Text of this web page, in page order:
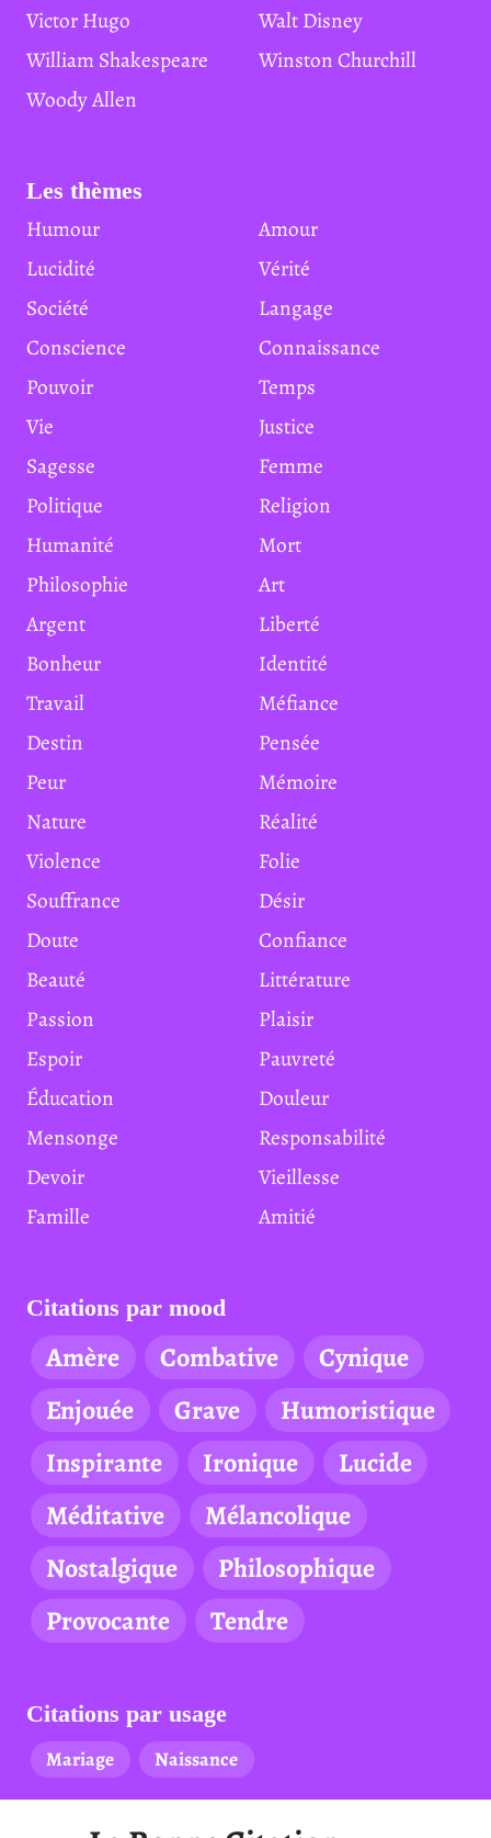
Victor Hugo
Walt Disney
William Shakespeare
Winston Churchill
Woody Allen
Les thèmes
Humour
Amour
Lucidité
Vérité
Société
Langage
Conscience
Connaissance
Pouvoir
Temps
Vie
Justice
Sagesse
Femme
Politique
Religion
Humanité
Mort
Philosophie
Art
Argent
Liberté
Bonheur
Identité
Travail
Méfiance
Destin
Pensée
Peur
Mémoire
Nature
Réalité
Violence
Folie
Souffrance
Désir
Doute
Confiance
Beauté
Littérature
Passion
Plaisir
Espoir
Pauvreté
Éducation
Douleur
Mensonge
Responsabilité
Devoir
Vieillesse
Famille
Amitié
Citations par mood
Amère Combative
Cynique
Enjouée
Grave
Humoristique
Inspirante
Ironique
Lucide
Méditative
Mélancolique
Nostalgique
Philosophique
Provocante
Tendre
Citations par usage
Mariage
Naissance